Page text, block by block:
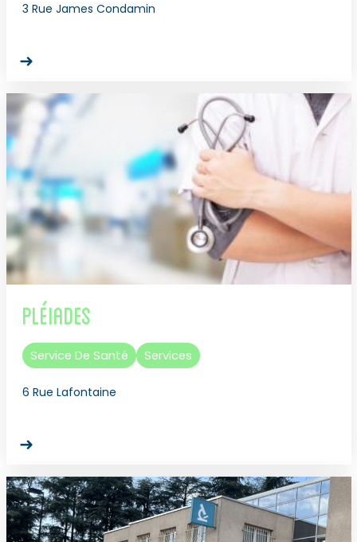
3 Rue James Condamin
Pléiades
Service De Santé Services
6 Rue Lafontaine